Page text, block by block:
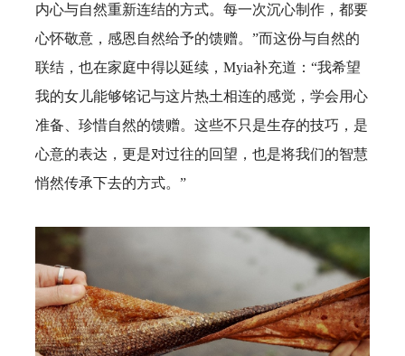
内心与自然重新连结的方式。每一次沉心制作，都要
心怀敬意，感恩自然给予的馈赠。”而这份与自然的
联结，也在家庭中得以延续，Myia补充道：“我希望
我的女儿能够铭记与这片热土相连的感觉，学会用心
准备、珍惜自然的馈赠。这些不只是生存的技巧，是
心意的表达，更是对过往的回望，也是将我们的智慧
悄然传承下去的方式。”